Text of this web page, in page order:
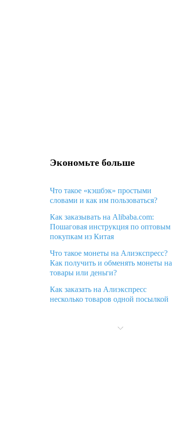
Экономьте больше
Что такое «кэшбэк» простыми
словами и как им пользоваться?
Как заказывать на Alibaba.com:
Пошаговая инструкция по оптовым
покупкам из Китая
Что такое монеты на Алиэкспресс?
Как получить и обменять монеты на
товары или деньги?
Как заказать на Алиэкспресс
несколько товаров одной посылкой
Алиэкспресс и что делать?